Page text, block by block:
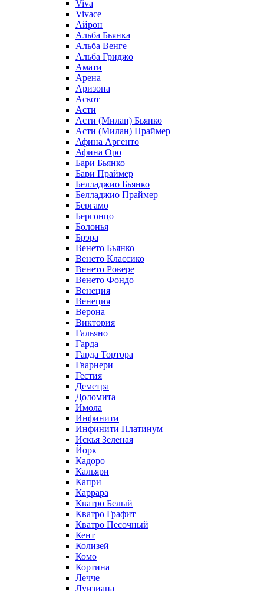
Viva
Vivace
Айрон
Альба Бьянка
Альба Венге
Альба Гриджо
Амати
Арена
Аризона
Аскот
Асти
Асти (Милан) Бьянко
Асти (Милан) Праймер
Афина Аргенто
Афина Оро
Бари Бьянко
Бари Праймер
Белладжио Бьянко
Белладжио Праймер
Бергамо
Бергонцо
Болонья
Брэра
Венето Бьянко
Венето Классико
Венето Ровере
Венето Фондо
Венеция
Венеция
Верона
Виктория
Гальяно
Гарда
Гарда Тортора
Гварнери
Гестия
Деметра
Доломита
Имола
Инфинити
Инфинити Платинум
Искья Зеленая
Йорк
Кадоро
Кальяри
Капри
Каррара
Кватро Белый
Кватро Графит
Кватро Песочный
Кент
Колизей
Комо
Кортина
Лечче
Луизиана